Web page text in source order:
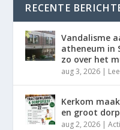
RECENTE
Vandalisme
atheneum in
zo over het
aug 3, 2026 |
Kerkom
en groot
aug 2, 2026 |